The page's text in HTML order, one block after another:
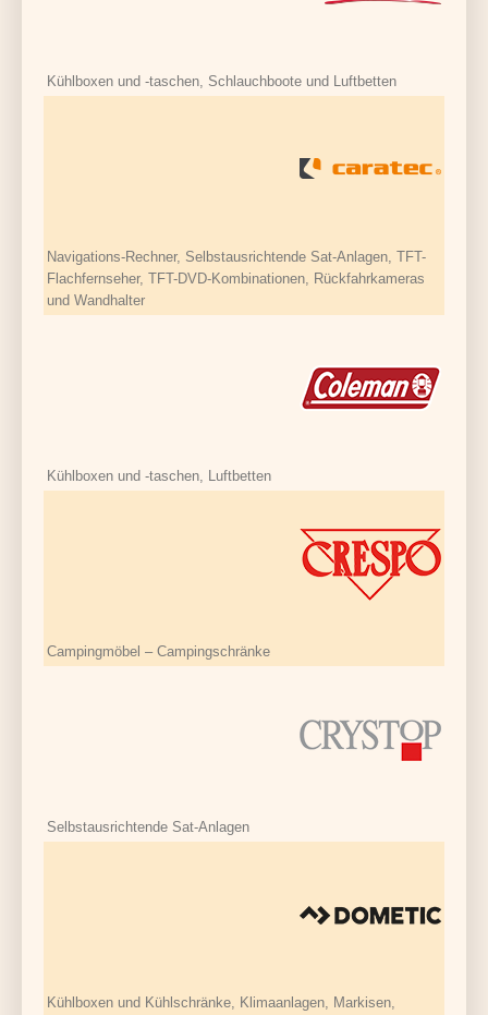
Kühlboxen und -taschen, Schlauchboote und Luftbetten
Navigations-Rechner, Selbstausrichtende Sat-Anlagen, TFT-
Flachfernseher, TFT-DVD-Kombinationen, Rückfahrkameras
und Wandhalter
Kühlboxen und -taschen, Luftbetten
Campingmöbel – Campingschränke
Selbstausrichtende Sat-Anlagen
Kühlboxen und Kühlschränke, Klimaanlagen, Markisen,